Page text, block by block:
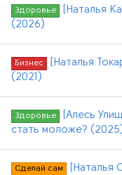
Здоровье
[Наталья
(2026)
Бизнес
[Наталья
(2021)
Здоровье
[Алесь
стать моложе?
Сделай сам
[Наталья